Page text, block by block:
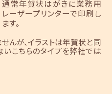
通常年賀状はがきに業務用
レーザープリンターで印刷し
ます。
んが、イラストは年賀状と同
こちらのタイプを弊社では